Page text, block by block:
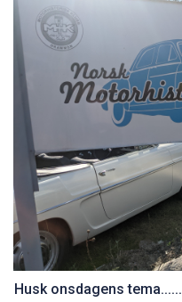
Husk onsdagens tema......